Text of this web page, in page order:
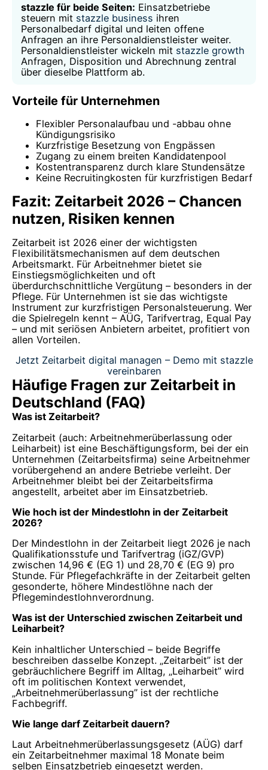
stazzle für beide Seiten: Einsatzbetriebe
steuern mit stazzle business ihren
Personalbedarf digital und leiten offene
Anfragen an ihre Personaldienstleister weiter.
Personaldienstleister wickeln mit stazzle growth
Anfragen, Disposition und Abrechnung zentral
über dieselbe Plattform ab.
Vorteile für Unternehmen
Flexibler Personalaufbau und -abbau ohne
Kündigungsrisiko
Kurzfristige Besetzung von Engpässen
Zugang zu einem breiten Kandidatenpool
Kostentransparenz durch klare Stundensätze
Keine Recruitingkosten für kurzfristigen Bedarf
Fazit: Zeitarbeit 2026 – Chancen
nutzen, Risiken kennen
Zeitarbeit ist 2026 einer der wichtigsten
Flexibilitätsmechanismen auf dem deutschen
Arbeitsmarkt. Für Arbeitnehmer bietet sie
Einstiegsmöglichkeiten und oft
überdurchschnittliche Vergütung – besonders in der
Pflege. Für Unternehmen ist sie das wichtigste
Instrument zur kurzfristigen Personalsteuerung. Wer
die Spielregeln kennt – AÜG, Tarifvertrag, Equal Pay
– und mit seriösen Anbietern arbeitet, profitiert von
allen Vorteilen.
Jetzt Zeitarbeit digital managen – Demo mit stazzle
vereinbaren
Häufige Fragen zur Zeitarbeit in
Deutschland (FAQ)
Was ist Zeitarbeit?
Zeitarbeit (auch: Arbeitnehmerüberlassung oder
Leiharbeit) ist eine Beschäftigungsform, bei der ein
Unternehmen (Zeitarbeitsfirma) seine Arbeitnehmer
vorübergehend an andere Betriebe verleiht. Der
Arbeitnehmer bleibt bei der Zeitarbeitsfirma
angestellt, arbeitet aber im Einsatzbetrieb.
Wie hoch ist der Mindestlohn in der Zeitarbeit
2026?
Der Mindestlohn in der Zeitarbeit liegt 2026 je nach
Qualifikationsstufe und Tarifvertrag (iGZ/GVP)
zwischen 14,96 € (EG 1) und 28,70 € (EG 9) pro
Stunde. Für Pflegefachkräfte in der Zeitarbeit gelten
gesonderte, höhere Mindestlöhne nach der
Pflegemindestlohnverordnung.
Was ist der Unterschied zwischen Zeitarbeit und
Leiharbeit?
Kein inhaltlicher Unterschied – beide Begriffe
beschreiben dasselbe Konzept. „Zeitarbeit” ist der
gebräuchlichere Begriff im Alltag, „Leiharbeit” wird
oft im politischen Kontext verwendet,
„Arbeitnehmerüberlassung” ist der rechtliche
Fachbegriff.
Wie lange darf Zeitarbeit dauern?
Laut Arbeitnehmerüberlassungsgesetz (AÜG) darf
ein Zeitarbeitnehmer maximal 18 Monate beim
selben Einsatzbetrieb eingesetzt werden.